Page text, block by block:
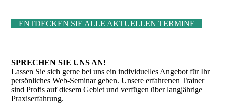
ENTDECKEN SIE ALLE AKTUELLEN TERMINE
SPRECHEN SIE UNS AN!
Lassen Sie sich gerne bei uns ein individuelles Angebot für Ihr
persönliches Web-Seminar geben. Unsere erfahrenen Trainer
sind Profis auf diesem Gebiet und verfügen über langjährige
Praxiserfahrung.